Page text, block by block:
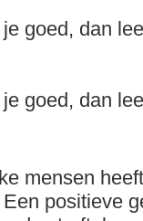
mensen
positieve